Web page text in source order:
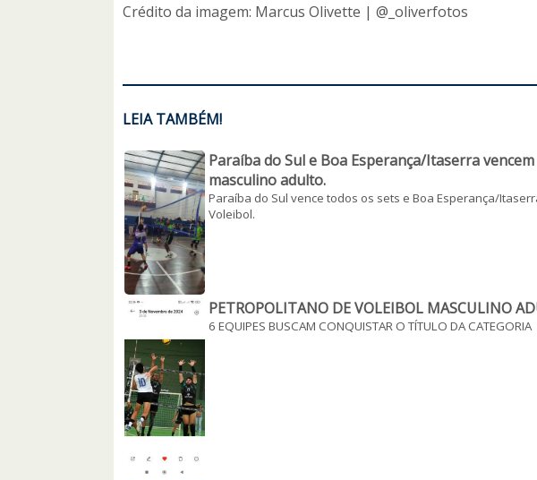
Crédito da imagem: Marcus Olivette | @_oliverfotos
LEIA TAMBÉM!
Paraíba do Sul e Boa Esperança/Itaserra
masculino adulto.
Paraíba do Sul vence todos os sets e Boa Esperança/
Voleibol.
PETROPOLITANO DE VOLEIBOL MASCULINO
6 EQUIPES BUSCAM CONQUISTAR O TÍTULO DA CATEGORIA